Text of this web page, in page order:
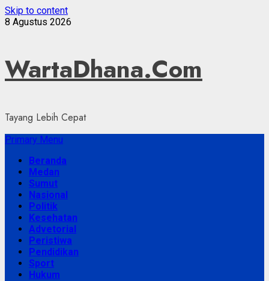
Skip to content
8 Agustus 2026
WartaDhana.Com
Tayang Lebih Cepat
Primary Menu
Beranda
Medan
Sumut
Nasional
Politik
Kesehatan
Advetorial
Peristiwa
Pendidikan
Sport
Hukum